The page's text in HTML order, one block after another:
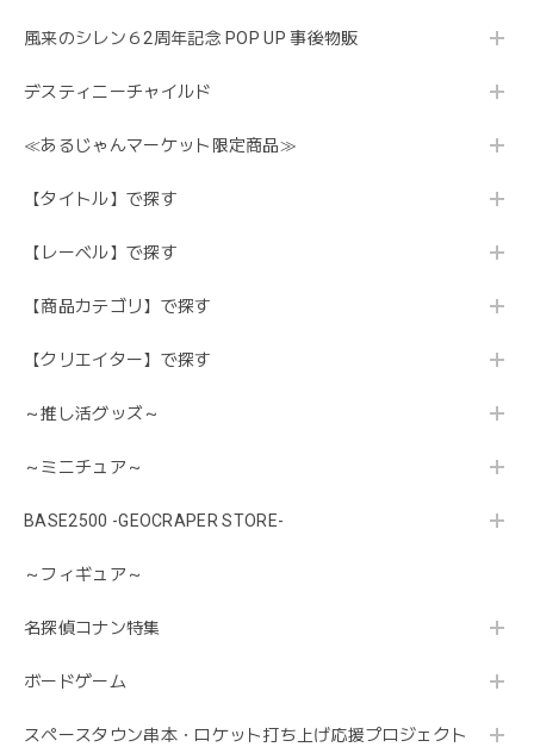
風来のシレン６2周年記念 POP UP 事後物販
デスティニーチャイルド
≪あるじゃんマーケット限定商品≫
【タイトル】で探す
【レーベル】で探す
【商品カテゴリ】で探す
【クリエイター】で探す
～推し活グッズ～
～ミニチュア～
BASE2500 -GEOCRAPER STORE-
～フィギュア～
名探偵コナン特集
ボードゲーム
スペースタウン串本・ロケット打ち上げ応援プロジェクト